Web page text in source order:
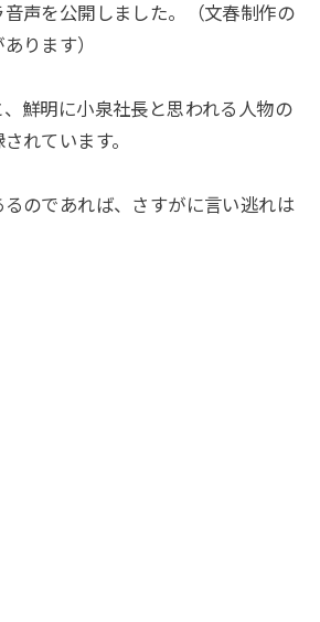
声を公開しました。（文春制作の
ります）
鮮明に小泉社長と思われる人物の
れています。
るのであれば、さすがに言い逃れは